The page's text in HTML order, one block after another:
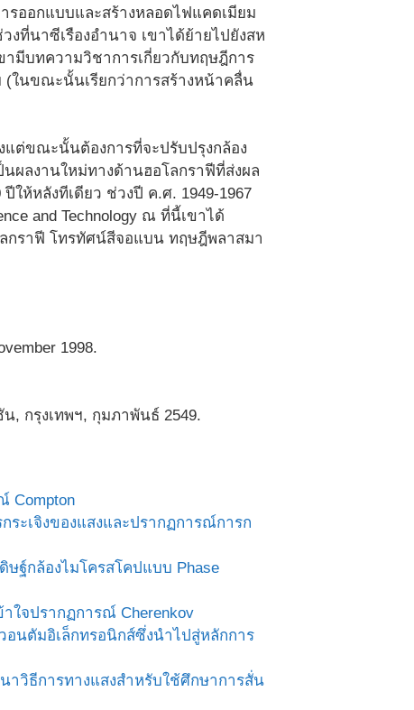
รออกแบบและสร้างหลอดไฟแคดเมียม
ที่นาซีเรืองอำนาจ เขาได้ย้ายไปยังสห
ามีบทความวิชาการเกี่ยวกับทฤษฎีการ
(ในขณะนั้นเรียกว่าการสร้างหน้าคลื่น
แต่ขณะนั้นต้องการที่จะปรับปรุงกล้อง
ผลงานใหม่ทางด้านฮอโลกราฟีที่ส่งผล
ให้หลังทีเดียว ช่วงปี ค.ศ. 1949-1967
and Technology ณ ที่นี้เขาได้
กราฟี โทรทัศน์สีจอแบน ทฤษฎีพลาสมา
1998.
กรุงเทพฯ, กุมภาพันธ์ 2549.
Compton
ระเจิงของแสงและปรากฏการณ์การก
ษฐ์กล้องไมโครสโคปแบบ Phase
ใจปรากฏการณ์ Cherenkov
อนตัมอิเล็กทรอนิกส์ซึ่งนำไปสู่หลักการ
าวิธีการทางแสงสำหรับใช้ศึกษาการสั่น